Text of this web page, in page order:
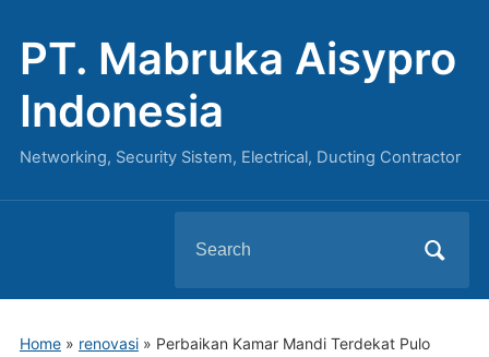
PT. Mabruka Aisypro
Indonesia
Networking, Security Sistem, Electrical, Ducting Contractor
for:
Home» renovasi» Perbaikan Kamar Mandi Terdekat Pulo